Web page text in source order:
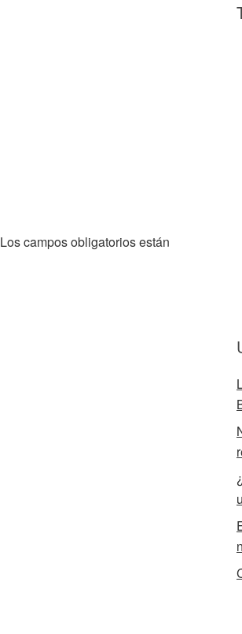
Los campos obligatorios están